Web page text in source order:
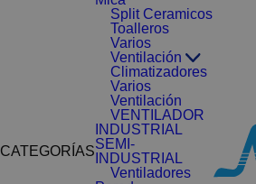
CATEGORÍAS
Split Ceramicos
Toalleros
Varios
Ventilación
Climatizadores
Varios
Ventilación
VENTILADOR
INDUSTRIAL
SEMI-
INDUSTRIAL
Ventiladores